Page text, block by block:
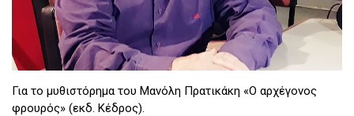
Για το μυθιστόρημα του Μανόλη Πρατικάκη «Ο αρχέγονος
φρουρός» (εκδ. Κέδρος).